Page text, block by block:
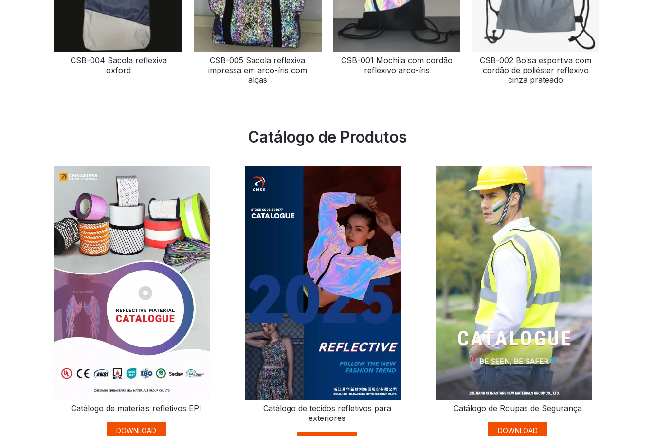
CSB-004 Sacola reflexiva
oxford
CSB-005 Sacola reflexiva
impressa em arco-íris com
alças
CSB-001 Mochila com cordão
reflexivo arco-íris
CSB-002 Bolsa esportiva com
cordão de poliéster reflexivo
cinza prateado
Catálogo de Produtos
Catálogo de materiais refletivos EPI
DOWNLOAD
Catálogo de tecidos refletivos para
exteriores
Catálogo de Roupas de Segurança
DOWNLOAD